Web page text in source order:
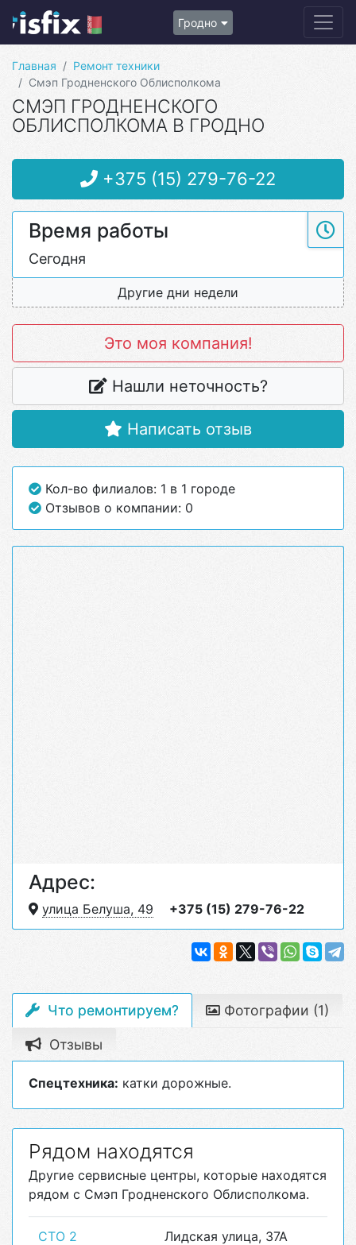
Гродно
Главная
Ремонт техники
Смэп Гродненского Облисполкома
СМЭП ГРОДНЕНСКОГО
ОБЛИСПОЛКОМА В ГРОДНО
+375 (15) 279-76-22
Время работы
Сегодня
Другие дни недели
Это моя компания!
Нашли неточность?
Написать отзыв
Кол-во филиалов: 1 в 1 городе
Отзывов о компании: 0
Адрес:
улица Белуша, 49 +375 (15) 279-76-22
Что ремонтируем? Фотографии (1)
Отзывы
Спецтехника: катки дорожные.
Рядом находятся
Другие сервисные центры, которые находятся
рядом с Смэп Гродненского Облисполкома.
СТО 2 Лидская улица, 37А